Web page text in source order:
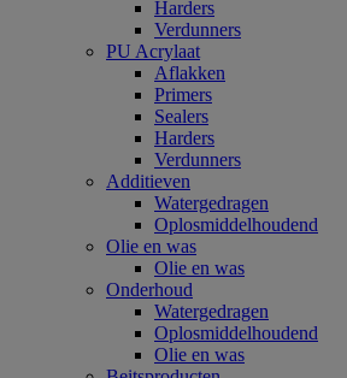
Harders
Verdunners
PU Acrylaat
Aflakken
Primers
Sealers
Harders
Verdunners
Additieven
Watergedragen
Oplosmiddelhoudend
Olie en was
Olie en was
Onderhoud
Watergedragen
Oplosmiddelhoudend
Olie en was